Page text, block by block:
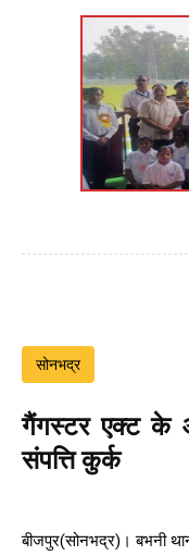
सोनभद्र
गैंगस्टर एक्ट के
संपत्ति कुर्क
बीजपुर(सोनभद्र)। बभनी